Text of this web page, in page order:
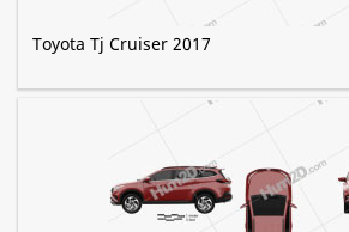
Toyota Tj Cruiser 2017